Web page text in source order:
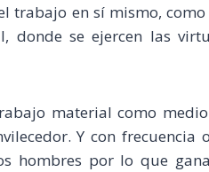
trabajo en sí mismo,
donde se ejercen las
material como
Y con frecuencia
hombres por lo que